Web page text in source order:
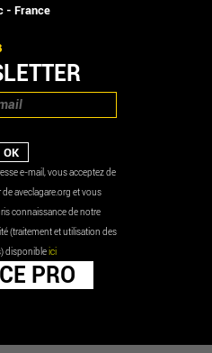
- France
e-mail, vous acceptez de
de aveclagare.org et vous
connaissance de notre
(traitement et utilisation des
disponibleici
PRO